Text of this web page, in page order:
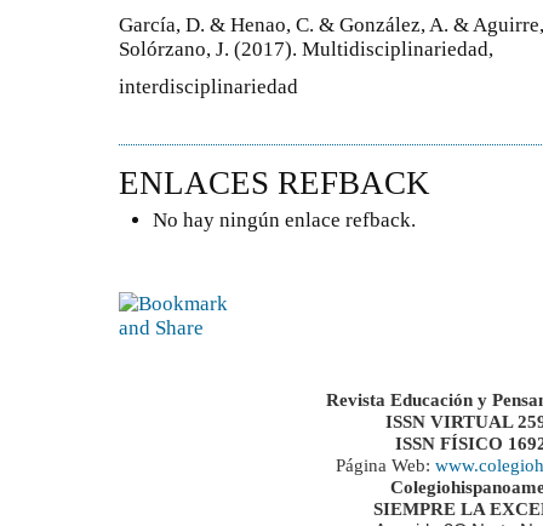
García, D. & Henao, C. & González, A. &
Solórzano, J. (2017). Multidisciplinariedad,
interdisciplinariedad
ENLACES REFBACK
No hay ningún enlace refback.
Revista Educación y
ISSN VIRTUAL
ISSN FÍSICO
Página Web:
SIEMPRE LA